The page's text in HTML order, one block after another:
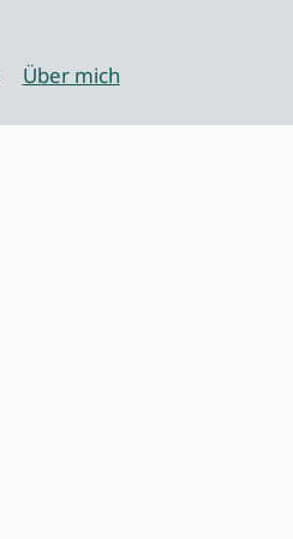
Über mich